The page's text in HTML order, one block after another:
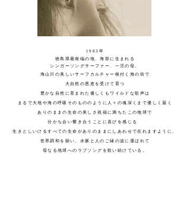
1983年
​徳島県最南端の地、海部に生まれる
シンガーソングサーファー、一児の母。
海山川の美しいサーフカルチャー根付く海の街で
大自然の恩恵を受けて育つ
豊かな自然に育まれた優しくもワイルドな歌声は
まるで大地や海の呼吸そのもののように人々の魂深くまで優しく届く
ありのままの生命の美しさ祝福に満ちたこの地球で
分かち合い響き合うことに喜びを感じる
生きとしいけるすべての生命がありのままにしあわせで在れますように。
世界調和を願い、水脈と人のご縁の波に運ばれて
母なる地球へのラブソングを歌い続けている。